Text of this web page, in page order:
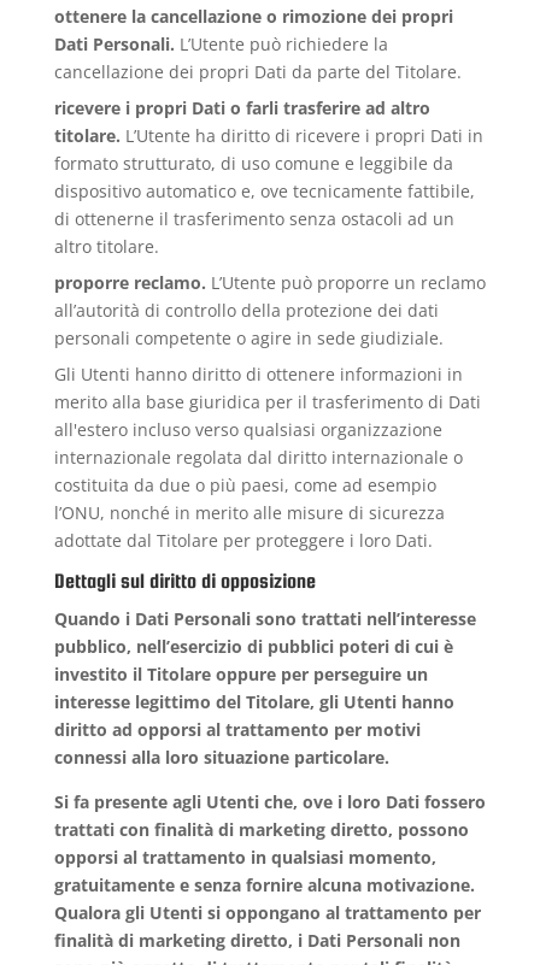
ottenere la cancellazione o rimozione dei propri
Dati Personali. L’Utente può richiedere la
cancellazione dei propri Dati da parte del Titolare.
ricevere i propri Dati o farli trasferire ad altro
titolare. L’Utente ha diritto di ricevere i propri Dati in
formato strutturato, di uso comune e leggibile da
dispositivo automatico e, ove tecnicamente fattibile,
di ottenerne il trasferimento senza ostacoli ad un
altro titolare.
proporre reclamo. L’Utente può proporre un reclamo
all’autorità di controllo della protezione dei dati
personali competente o agire in sede giudiziale.
Gli Utenti hanno diritto di ottenere informazioni in
merito alla base giuridica per il trasferimento di Dati
all'estero incluso verso qualsiasi organizzazione
internazionale regolata dal diritto internazionale o
costituita da due o più paesi, come ad esempio
l’ONU, nonché in merito alle misure di sicurezza
adottate dal Titolare per proteggere i loro Dati.
Dettagli sul diritto di opposizione
Quando i Dati Personali sono trattati nell’interesse
pubblico, nell’esercizio di pubblici poteri di cui è
investito il Titolare oppure per perseguire un
interesse legittimo del Titolare, gli Utenti hanno
diritto ad opporsi al trattamento per motivi
connessi alla loro situazione particolare.
Si fa presente agli Utenti che, ove i loro Dati fossero
trattati con finalità di marketing diretto, possono
opporsi al trattamento in qualsiasi momento,
gratuitamente e senza fornire alcuna motivazione.
Qualora gli Utenti si oppongano al trattamento per
finalità di marketing diretto, i Dati Personali non